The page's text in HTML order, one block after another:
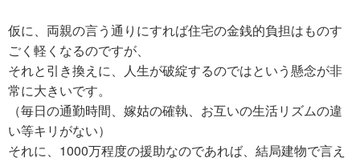
仮に、両親の言う通りにすれば住宅の金銭的負担はものす
ごく軽くなるのですが、
それと引き換えに、人生が破綻するのではという懸念が非
常に大きいです。
（毎日の通勤時間、嫁姑の確執、お互いの生活リズムの違
い等キリがない）
それに、1000万程度の援助なのであれば、結局建物で言え